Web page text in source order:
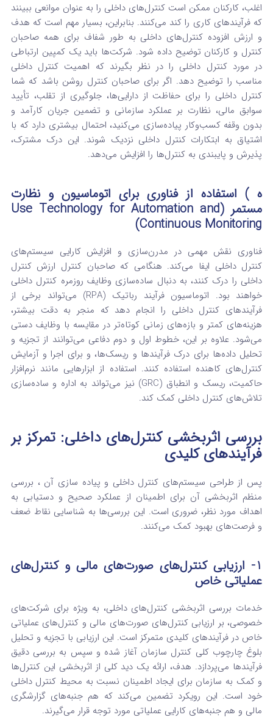
اغلب، کارکنان ممکن است کنترل‌های داخلی را به عنوان موانعی ببینند
که فرآیندهای کاری را کند می‌کنند. بنابراین، بسیار مهم است که هدف
و ارزش افزوده کنترل‌های داخلی به طور شفاف برای همه صاحبان
کنترل و کارکنان توضیح داده شود. شرکت‌ها باید یک کمپین ارتباطی
در مورد کنترل داخلی را در نظر بگیرند که اهمیت کنترل داخلی
مناسب را توضیح دهد. اگر برای صاحبان کنترل روشن باشد که شما
کنترل داخلی را برای حفاظت از دارایی‌ها، جلوگیری از تقلب، تأیید
سوابق مالی، نظارت بر عملکرد سازمانی و تضمین جریان کارآمد و
بدون وقفه کسب‌وکار پیاده‌سازی می‌کنید، احتمال بیشتری دارد که با
اشتیاق به ابتکارات کنترل داخلی نزدیک شوند. این درک مشترک،
پذیرش و پایبندی به کنترل‌ها را افزایش می‌دهد.
ه ) استفاده از فناوری برای اتوماسیون و نظارت
مستمر (Use Technology for Automation and
Continuous Monitoring)
فناوری نقش مهمی در مدرن‌سازی و افزایش کارایی سیستم‌های
کنترل داخلی ایفا می‌کند. هنگامی که صاحبان کنترل ارزش کنترل
داخلی را درک کنند، به دنبال ساده‌سازی وظایف روزمره کنترل داخلی
خواهند بود. اتوماسیون فرآیند رباتیک (RPA) می‌تواند برخی از
فرآیندهای کنترل داخلی را انجام دهد که منجر به دقت بیشتر،
هزینه‌های کمتر و بازه‌های زمانی کوتاه‌تر در مقایسه با وظایف دستی
می‌شود. علاوه بر این، خطوط اول و دوم دفاعی می‌توانند از تجزیه و
تحلیل داده‌ها برای درک فرآیندها و ریسک‌ها، و برای اجرا و آزمایش
کنترل‌های کاهنده استفاده کنند. استفاده از ابزارهایی مانند نرم‌افزار
حاکمیت، ریسک و انطباق (GRC) نیز می‌تواند به اداره و ساده‌سازی
تلاش‌های کنترل داخلی کمک کند.
بررسی اثربخشی کنترل‌های داخلی: تمرکز بر
فرآیندهای کلیدی
پس از طراحی سیستم‌های کنترل داخلی و پیاده سازی آن ، بررسی
منظم اثربخشی آن برای اطمینان از عملکرد صحیح و دستیابی به
اهداف مورد نظر، ضروری است. این بررسی‌ها به شناسایی نقاط ضعف
و فرصت‌های بهبود کمک می‌کنند.
1- ارزیابی کنترل‌های صورت‌های مالی و کنترل‌های
عملیاتی خاص
خدمات بررسی اثربخشی کنترل‌های داخلی، به ویژه برای شرکت‌های
خصوصی، بر ارزیابی کنترل‌های صورت‌های مالی و کنترل‌های عملیاتی
خاص در فرآیندهای کلیدی متمرکز است. این ارزیابی با تجزیه و تحلیل
بلوغ چارچوب کلی کنترل سازمان آغاز شده و سپس به بررسی دقیق
فرآیندها می‌پردازد. هدف، ارائه یک دید کلی از اثربخشی این کنترل‌ها
و کمک به سازمان برای ایجاد اطمینان نسبت به محیط کنترل داخلی
خود است. این رویکرد تضمین می‌کند که هم جنبه‌های گزارشگری
مالی و هم جنبه‌های کارایی عملیاتی مورد توجه قرار می‌گیرند.